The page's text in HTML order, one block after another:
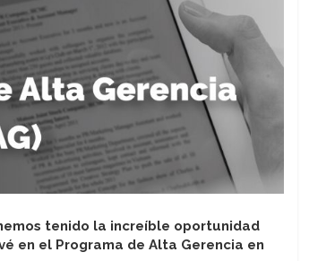
tenido la increíble oportunidad
en el Programa de Alta Gerencia en